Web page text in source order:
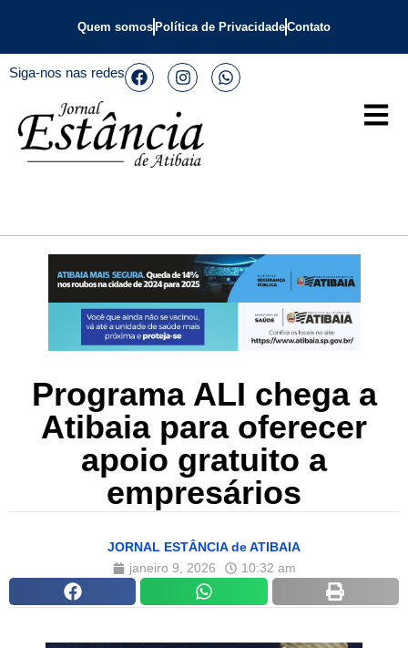
Quem somos Política de PrivacidadeContato
Siga-nos nas redes
Programa ALI chega a
Atibaia para oferecer
apoio gratuito a
empresários
JORNAL ESTÂNCIA de ATIBAIA
janeiro 9, 2026
10:32 am